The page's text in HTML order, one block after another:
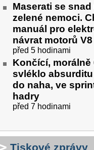
Maserati se
zelené nemoci.
manuál pro
návrat motorů
před 5 hodinami
Končící, morálně
svléklo
do naha, ve
hadry
před 7 hodinami
Tiskové zprávy